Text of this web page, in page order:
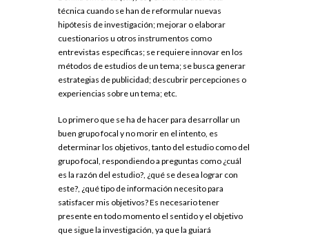
técnica cuando se han de reformular nuevas
hipótesis de investigación; mejorar o elaborar
cuestionarios u otros instrumentos como
entrevistas específicas; se requiere innovar en los
métodos de estudios de un tema; se busca generar
estrategias de publicidad; descubrir percepciones o
experiencias sobre un tema; etc.
Lo primero que se ha de hacer para desarrollar un
buen grupo focal y no morir en el intento, es
determinar los objetivos, tanto del estudio como del
grupo focal, respondiendo a preguntas como ¿cuál
es la razón del estudio?, ¿qué se desea lograr con
este?, ¿qué tipo de información necesito para
satisfacer mis objetivos? Es necesario tener
presente en todo momento el sentido y el objetivo
que sigue la investigación, ya que la guiará